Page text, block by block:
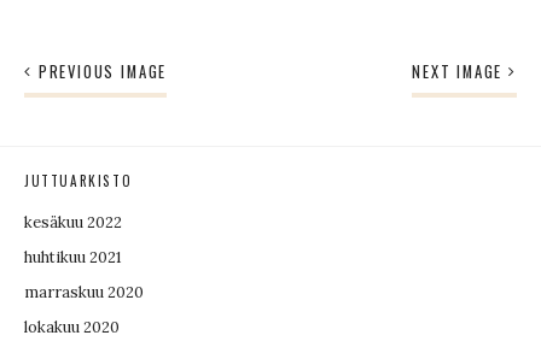
PREVIOUS IMAGE NEXT IMAGE
JUTTUARKISTO
kesäkuu 2022
huhtikuu 2021
marraskuu 2020
lokakuu 2020